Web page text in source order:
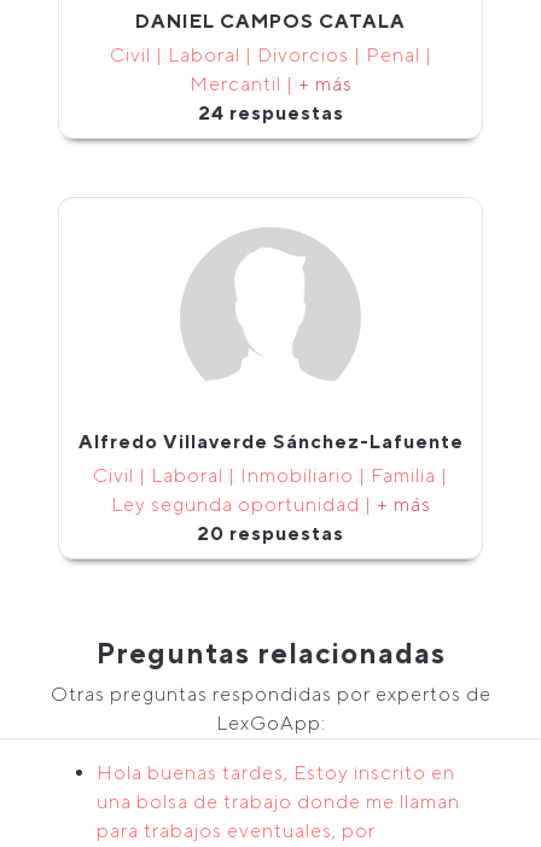
DANIEL CAMPOS CATALA
Civil | Laboral | Divorcios | Penal |
Mercantil | + más
24 respuestas
Alfredo Villaverde Sánchez-Lafuente
Civil | Laboral | Inmobiliario | Familia |
Ley segunda oportunidad | + más
20 respuestas
Preguntas relacionadas
Otras preguntas respondidas por expertos de
LexGoApp:
Hola buenas tardes, Estoy inscrito en
una bolsa de trabajo donde me llaman
para trabajos eventuales, por